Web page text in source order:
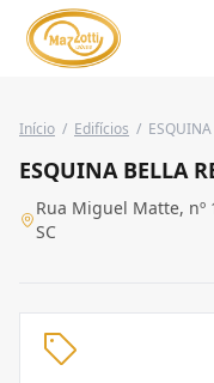
Início / Edifícios /
ESQUINA BELLA
Rua Miguel Matte, nº
SC